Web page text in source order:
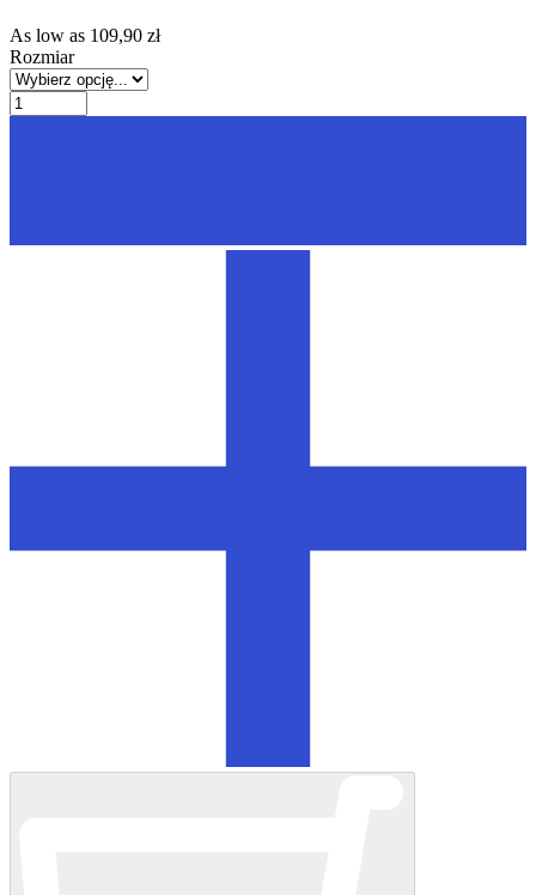
As low as 109,90 zł
Rozmiar